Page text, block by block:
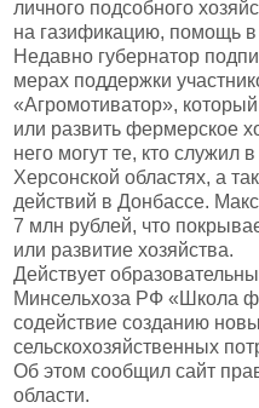
личного подсобного
на газификацию, помощь в
Недавно губернатор
мерах поддержки
«Агромотиватор»,
или развить фермерское
него могут те, кто
Херсонской областях, а
действий в Донбассе.
7 млн рублей, что
или развитие хозяйства.
Действует
Минсельхоза РФ «Школа
содействие созданию
сельскохозяйственных
Об этом сообщил сайт
области.